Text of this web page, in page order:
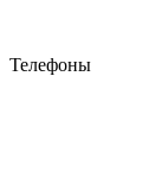
Телефоны